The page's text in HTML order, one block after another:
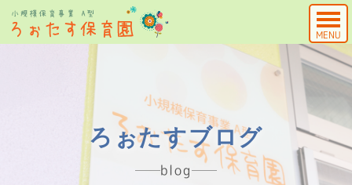
MENU
ろぉたすブログ
blog